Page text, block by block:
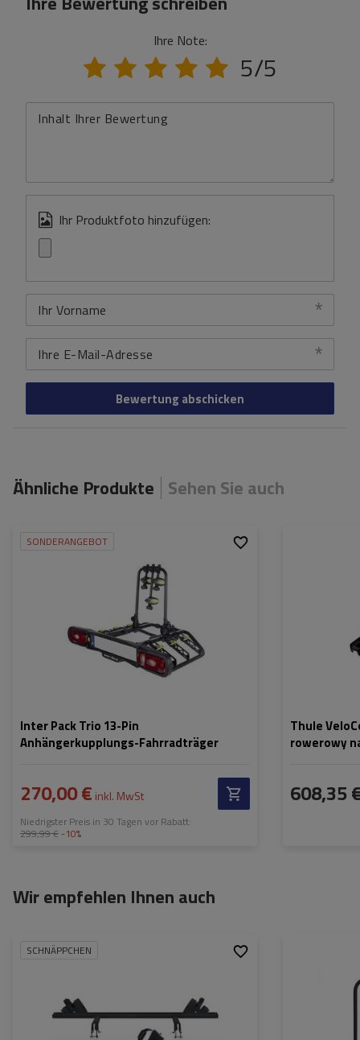
Ihre Note:
5/5
Inhalt Ihrer Bewertung
Ihr Produktfoto hinzufügen:
Ihr Vorname
Ihre E-Mail-Adresse
Bewertung abschicken
Ähnliche Produkte Sehen Sie auch
SONDERANGEBOT
Inter Pack Trio 13-Pin
Anhängerkupplungs-Fahrradträger
270,00 € inkl. MwSt
Niedrigster Preis in 30 Tagen vor Rabatt:
299,99 € -10%
15 kg
Fahrradträgers:
45 kg
Abstand zwischen den
1140 mm
Thule
rowerowy
608,35
Max.
Wir empfehlen Ihnen auch
SCHNÄPPCHEN